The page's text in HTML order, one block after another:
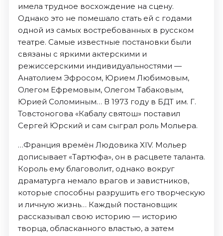
имела трудное восхождение на сцену.
Однако это не помешало стать ей с годами
одной из самых востребованных в русском
театре. Самые известные постановки были
связаны с яркими актерскими и
режиссерскими индивидуальностями —
Анатолием Эфросом, Юрием Любимовым,
Олегом Ефремовым, Олегом Табаковым,
Юрией Соломиным… В 1973 году в БДТ им. Г.
Товстоногова «Кабалу святош» поставил
Сергей Юрский и сам сыграл роль Мольера.
…Франция времён Людовика XIV. Мольер
дописывает «Тартюфа», он в расцвете таланта.
Король ему благоволит, однако вокруг
драматурга немало врагов и завистников,
которые способны разрушить его творческую
и личную жизнь… Каждый постановщик
рассказывал свою историю — историю
творца, обласканного властью, а затем